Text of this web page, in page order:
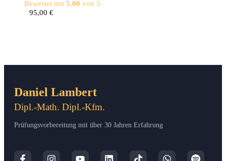
Bewertet mit 5.00 von 5
95,00 €
Daniel Lambert
Dipl.-Math. Dipl.-Kfm.
Prüfungsvorbereitung mit über 30 Jahren Erfahrung